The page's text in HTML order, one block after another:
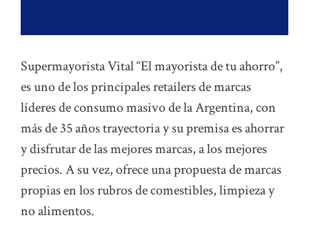
Supermayorista Vital “El mayorista de tu ahorro”,
es uno de los principales retailers de marcas
líderes de consumo masivo de la Argentina, con
más de 35 años trayectoria y su premisa es ahorrar
y disfrutar de las mejores marcas, a los mejores
precios. A su vez, ofrece una propuesta de marcas
propias en los rubros de comestibles, limpieza y
no alimentos.